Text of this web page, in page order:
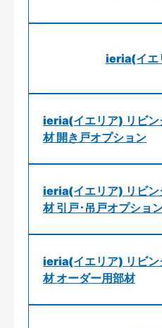
ieria(イエ
ieria(イエリア) リビン
材 開き戸オプション
ieria(イエリア) リビン
材 引戸･吊戸オプショ
ieria(イエリア) リビン
材 オーダー用部材